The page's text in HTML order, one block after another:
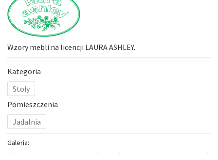
Wzory mebli na licencji LAURA ASHLEY.
Kategoria
Stoły
Pomieszczenia
Jadalnia
Galeria: